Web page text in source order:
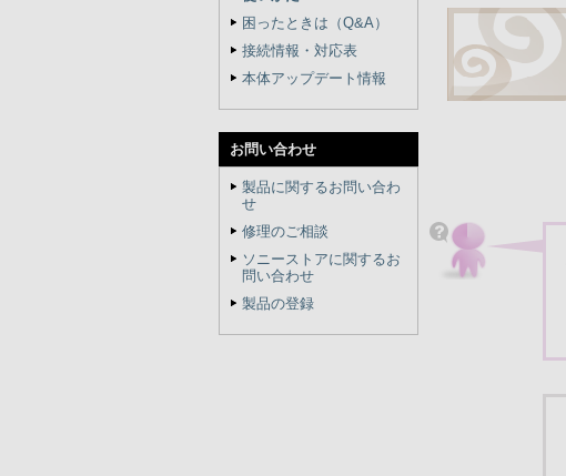
困ったときは（Q&A）
接続情報・対応表
本体アップデート情報
お問い合わせ
製品に関するお問い合わ
せ
修理のご相談
ソニーストアに関するお
問い合わせ
製品の登録